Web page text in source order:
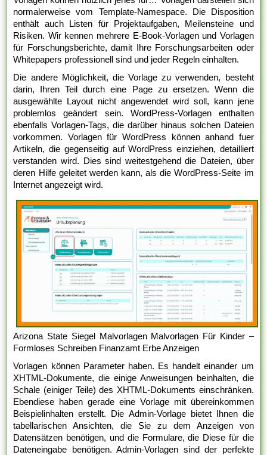
normalerweise vom Template-Namespace. Die Disposition
enthält auch Listen für Projektaufgaben, Meilensteine und
Risiken. Wir kennen mehrere E-Book-Vorlagen und Vorlagen
für Forschungsberichte, damit Ihre Forschungsarbeiten oder
Whitepapers professionell sind und jeder Regeln einhalten.
Die andere Möglichkeit, die Vorlage zu verwenden, besteht
darin, Ihren Teil durch eine Page zu ersetzen. Wenn die
ausgewählte Layout nicht angewendet wird soll, kann jene
problemlos geändert sein. WordPress-Vorlagen enthalten
ebenfalls Vorlagen-Tags, die darüber hinaus solchen Dateien
vorkommen. Vorlagen für WordPress können anhand fuer
Artikeln, die gegenseitig auf WordPress einziehen, detailliert
verstanden wird. Dies sind weitestgehend die Dateien, über
deren Hilfe geleitet werden kann, als die WordPress-Seite im
Internet angezeigt wird.
Arizona State Siegel Malvorlagen Malvorlagen Für Kinder –
Formloses Schreiben Finanzamt Erbe Anzeigen
Vorlagen können Parameter haben. Es handelt einander um
XHTML-Dokumente, die einige Anweisungen beinhalten, die
Schale (einiger Teile) des XHTML-Dokuments einschränken.
Ebendiese haben gerade eine Vorlage mit übereinkommen
Beispielinhalten erstellt. Die Admin-Vorlage bietet Ihnen die
tabellarischen Ansichten, die Sie zu dem Anzeigen von
Datensätzen benötigen, und die Formulare, die Diese für die
Dateneingabe benötigen. Admin-Vorlagen sind der perfekte